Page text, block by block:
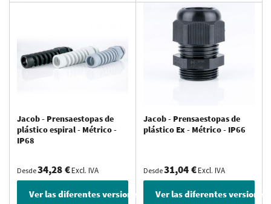
Jacob - Prensaestopas de
plástico espiral - Métrico -
IP68
Desde34,28 €Excl. IVA
Ver las diferentes versiones
Jacob - Prensaestopas de
plástico Ex - Métrico - IP66
Desde31,04 €Excl. IVA
Ver las diferentes versiones